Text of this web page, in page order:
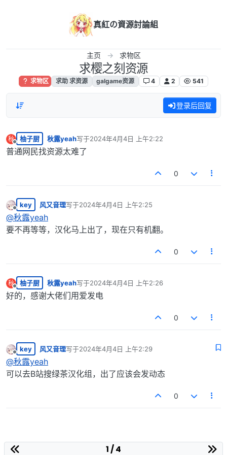
真紅の資源討論組
主页 求物区
求樱之刻资源
求物区 求助 求资源 galgame资源 4 2 541
登录后回复
秋
离线
柚子厨 秋露yeah写于2024年4月4日 上午2:22
最后由 编辑
普通网民找资源太难了
0
离线
key 风又音理写于2024年4月4日 上午2:25
最后由 编辑
@秋露yeah
要不再等等，汉化马上出了，现在只有机翻。
0
秋
离线
柚子厨 秋露yeah写于2024年4月4日 上午2:26
最后由 编辑
好的，感谢大佬们用爱发电
0
离线
key 风又音理写于2024年4月4日 上午2:29
最后由 编辑
@秋露yeah
可以去B站搜绿茶汉化组，出了应该会发动态
0
1 / 4